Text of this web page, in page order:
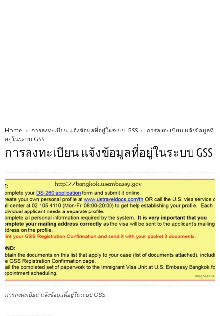
Home การลงทะเบียน แจ้งข้อมูลที่อยู่ในระบบ GSS
การลงทะเบียน แจ้งข้อมูลที่
อยู่ในระบบ GSS
การลงทะเบียน แจ้งข้อมูลที่อยู่ในระบบ GSS
การลงทะเบียน แจ้งข้อมูลที่อยู่ในระบบ GSS